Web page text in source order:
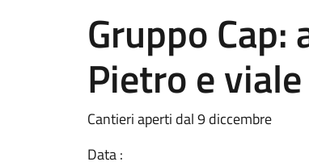
Gruppo
Pietro e
Cantieri aperti dal 9 diccembre
Data :